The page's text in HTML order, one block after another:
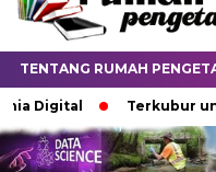
TENTANG RUMAH
Terkubur untuk